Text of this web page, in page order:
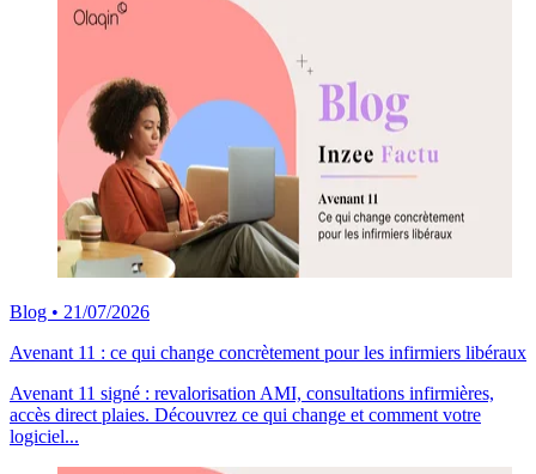
Blog • 21/07/2026
Avenant 11 : ce qui change concrètement pour les infirmiers libéraux
Avenant 11 signé : revalorisation AMI, consultations infirmières,
accès direct plaies. Découvrez ce qui change et comment votre
logiciel...